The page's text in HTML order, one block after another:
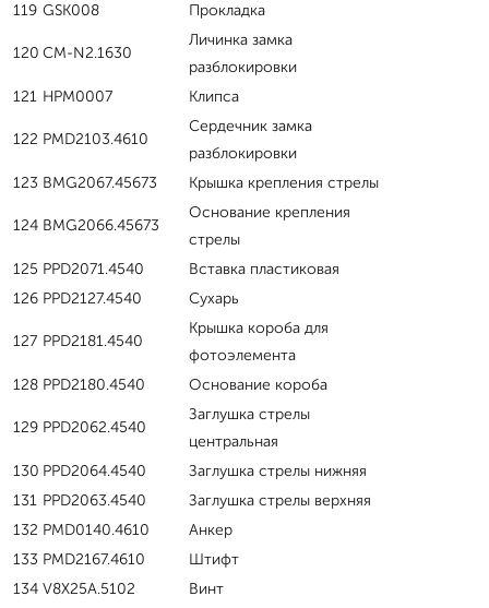
119 GSK008 Прокладка
120 CM-N2.1630
Личинка замка
разблокировки
121 HPM0007 Клипса
122 PMD2103.4610
Сердечник замка
разблокировки
123 BMG2067.45673 Крышка крепления стрелы
124 BMG2066.45673
Основание крепления
стрелы
125 PPD2071.4540
Вставка пластиковая
126 PPD2127.4540 Сухарь
127 PPD2181.4540
Крышка короба для
фотоэлемента
128 PPD2180.4540 Основание короба
129 PPD2062.4540
Заглушка стрелы
центральная
130 PPD2064.4540
Заглушка стрелы нижняя
131 PPD2063.4540
Заглушка стрелы верхняя
132 PMD0140.4610
Анкер
133 PMD2167.4610
Штифт
134 V8X25A.5102
Винт